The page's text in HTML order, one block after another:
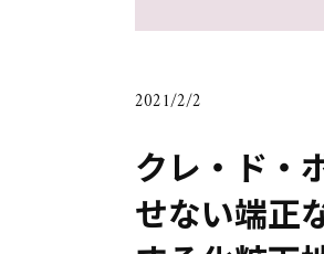
2021/2/2
クレ・ド
せない端正